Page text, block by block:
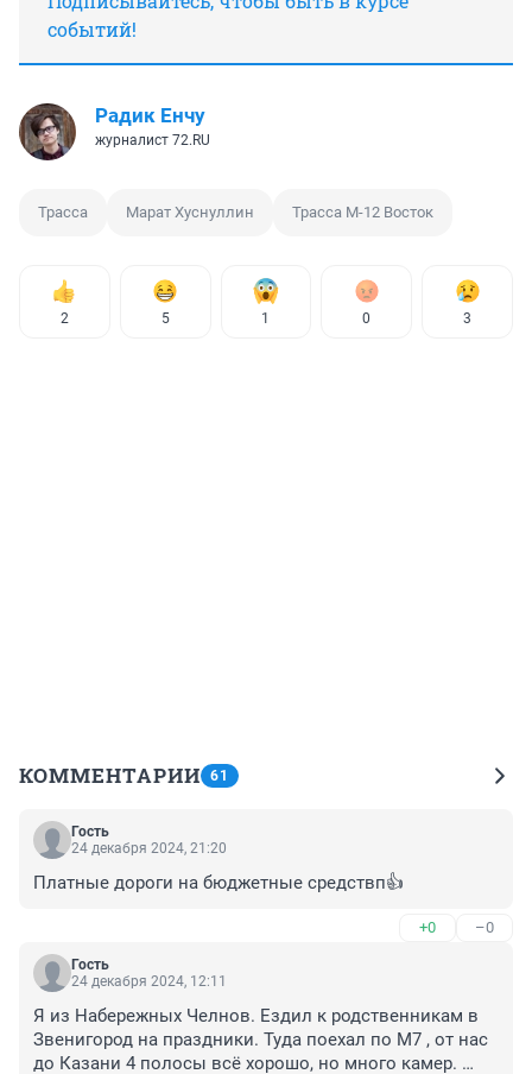
событий!
Радик Енчу
журналист 72.RU
Трасса Марат Хуснуллин Трасса М-12 Восток
2 5 1 0 3
КОММЕНТАРИИ 61
Гость
24 декабря 2024, 21:20
Платные дороги на бюджетные средствп👍
+0 –0
Гость
24 декабря 2024, 12:11
Я из Набережных Челнов. Ездил к родственникам в
Звенигород на праздники. Туда поехал по М7 , от нас
до Казани 4 полосы всё хорошо, но много камер.